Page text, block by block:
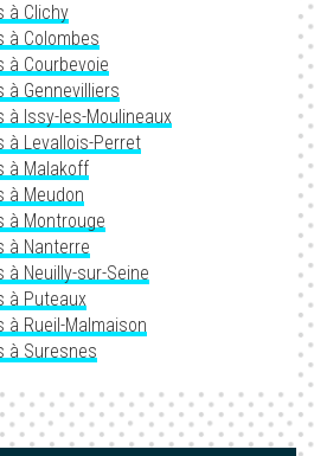
à Clichy
à Colombes
à Courbevoie
à Gennevilliers
à Issy-les-Moulineaux
à Levallois-Perret
à Malakoff
à Meudon
à Montrouge
à Nanterre
Neuilly-sur-Seine
à Puteaux
Rueil-Malmaison
à Suresnes